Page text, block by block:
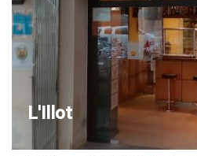
L'Illot